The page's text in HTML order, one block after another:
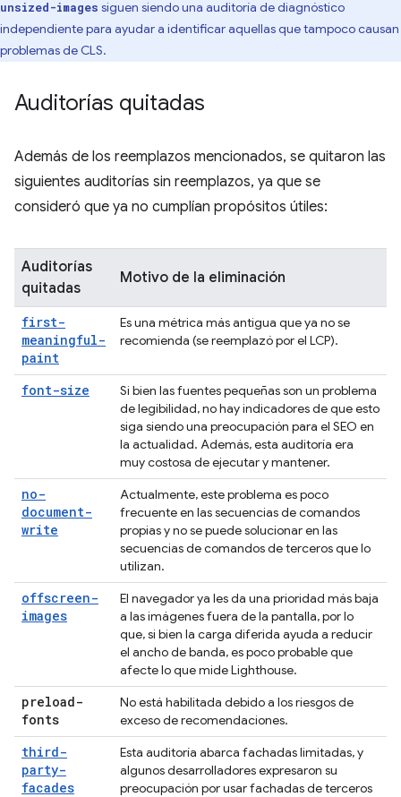
unsized-images siguen siendo una auditoría de diagnóstico
independiente para ayudar a identificar aquellas que tampoco causan
problemas de CLS.
Auditorías quitadas
Además de los reemplazos mencionados, se quitaron las
siguientes auditorías sin reemplazos, ya que se
consideró que ya no cumplían propósitos útiles:
Auditorías
quitadas
Motivo de la eliminación
first-
meaningful-
paint
Es una métrica más antigua que ya no se
recomienda (se reemplazó por el LCP).
font-size
Si bien las fuentes pequeñas son un problema
de legibilidad, no hay indicadores de que esto
siga siendo una preocupación para el SEO en
la actualidad. Además, esta auditoría era
muy costosa de ejecutar y mantener.
no-
document-
write
Actualmente, este problema es poco
frecuente en las secuencias de comandos
propias y no se puede solucionar en las
secuencias de comandos de terceros que lo
utilizan.
offscreen-
images
El navegador ya les da una prioridad más baja
a las imágenes fuera de la pantalla, por lo
que, si bien la carga diferida ayuda a reducir
el ancho de banda, es poco probable que
afecte lo que mide Lighthouse.
preload-
fonts
No está habilitada debido a los riesgos de
exceso de recomendaciones.
third-
party-
facades
Esta auditoría abarca fachadas limitadas, y
algunos desarrolladores expresaron su
preocupación por usar fachadas de terceros